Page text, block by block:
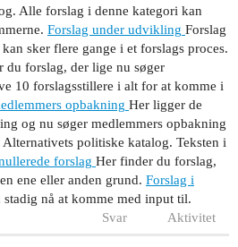
Alle forslag i denne kategori kan
Forslag under udvikling Forslag
sker flere gange i et forslags proces.
du forslag, der lige nu søger
10 forslagsstillere i alt for at komme i
opbakning Her ligger de
og nu søger medlemmers opbakning
politiske katalog. Teksten i
forslag Her finder du forslag,
ene eller anden grund. Forslag i
nå at komme med input til.
Svar Aktivitet